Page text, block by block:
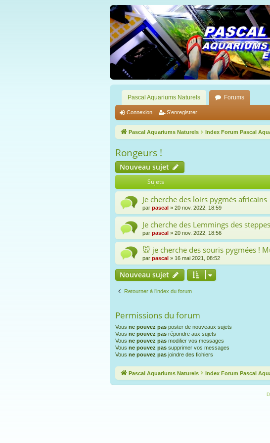
Pascal Aquariums Naturels Forums
Connexion S’enregistrer
Pascal Aquariums Naturels Index Forum Pascal
Rongeurs !
Nouveau sujet
Sujets
Je cherche des loirs pygmés africains
par pascal » 20 nov. 2022, 18:59
Je cherche des Lemmings des
par pascal » 20 nov. 2022, 18:56
🐭 je cherche des souris pygmées !
par pascal » 16 mai 2021, 08:52
Nouveau sujet
Retourner à l’index du forum
Permissions du forum
Vous ne pouvez pas poster de nouveaux sujets
Vous ne pouvez pas répondre aux sujets
Vous ne pouvez pas modifier vos messages
Vous ne pouvez pas supprimer vos messages
Vous ne pouvez pas joindre des fichiers
Pascal Aquariums Naturels Index Forum Pascal